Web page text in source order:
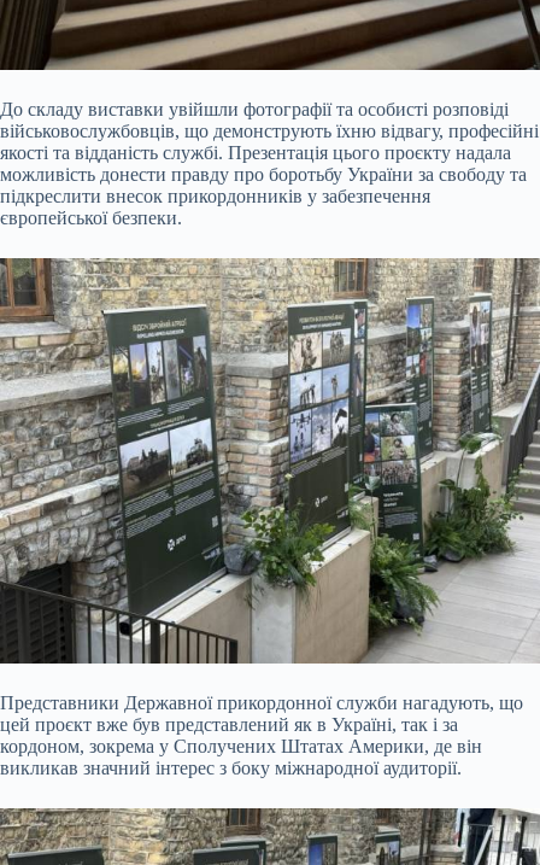
До складу виставки увійшли фотографії та особисті розповіді
військовослужбовців, що демонструють їхню відвагу, професійні
якості та відданість службі. Презентація цього проєкту надала
можливість донести правду про боротьбу України за свободу та
підкреслити внесок прикордонників у забезпечення
європейської безпеки.
Представники Державної прикордонної служби нагадують, що
цей проєкт вже був представлений як в Україні, так і за
кордоном, зокрема у Сполучених Штатах Америки, де він
викликав значний інтерес з боку міжнародної аудиторії.